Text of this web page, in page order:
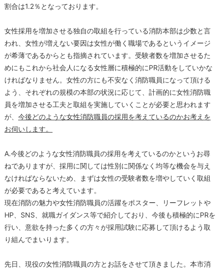
割合は1.2％となっております。
女性採用を増加させる独自の取組を行っている消防本部は少数と言
われ、女性が増えない要因は女性が働く職場であるというイメージ
が希薄であるからとも指摘されています。受験者数を増加させるた
めにもこれから社会人になる女性層に積極的にPR活動をしていかな
ければなりません。女性の方にも不安なく消防職員になって頂ける
よう、それぞれの規模の本部の状況に応じて、計画的に女性消防職
員を増加させる工夫と取組を実施していくことが必要と思われます
が、 今後どのような女性消防職員の採用を考えているのかお考えを
お伺いします。
A.今後どのような女性消防職員の採用を考えているのかというお尋
ねでありますが、採用に関しては性別に関係なく均等な機会を与え
なければならないため、まずは女性の受験者数を増やしていく取組
が必要であると考えています。
現在消防の魅力や女性消防職員の活躍をポスター、リーフレットや
HP、SNS、就職ガイダンス等で紹介しており、今後も積極的にPRを
行い、意欲を持った多くの方々が採用試験に応募して頂けるよう取
り組んでまいります。
先日、現役の女性消防職員の方とお話をさせて頂きました。本市消